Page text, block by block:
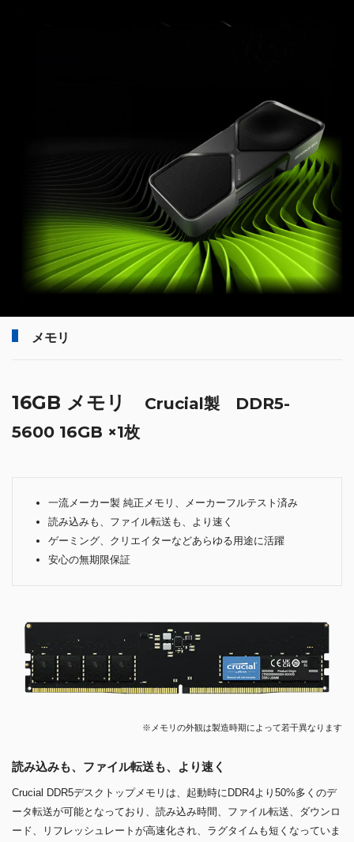
メモリ
16GB メモリ
Crucial製 DDR5-
5600 16GB ×1枚
一流メーカー製 純正メモリ、メーカーフルテスト済み
読み込みも、ファイル転送も、より速く
ゲーミング、クリエイターなどあらゆる用途に活躍
安心の無期限保証
※メモリの外観は製造時期によって若干異なります
読み込みも、ファイル転送も、より速く
Crucial DDR5デスクトップメモリは、起動時にDDR4より50%多くのデ
ータ転送が可能となっており、読み込み時間、ファイル転送、ダウンロ
ード、リフレッシュレートが高速化され、ラグタイムも短くなっていま